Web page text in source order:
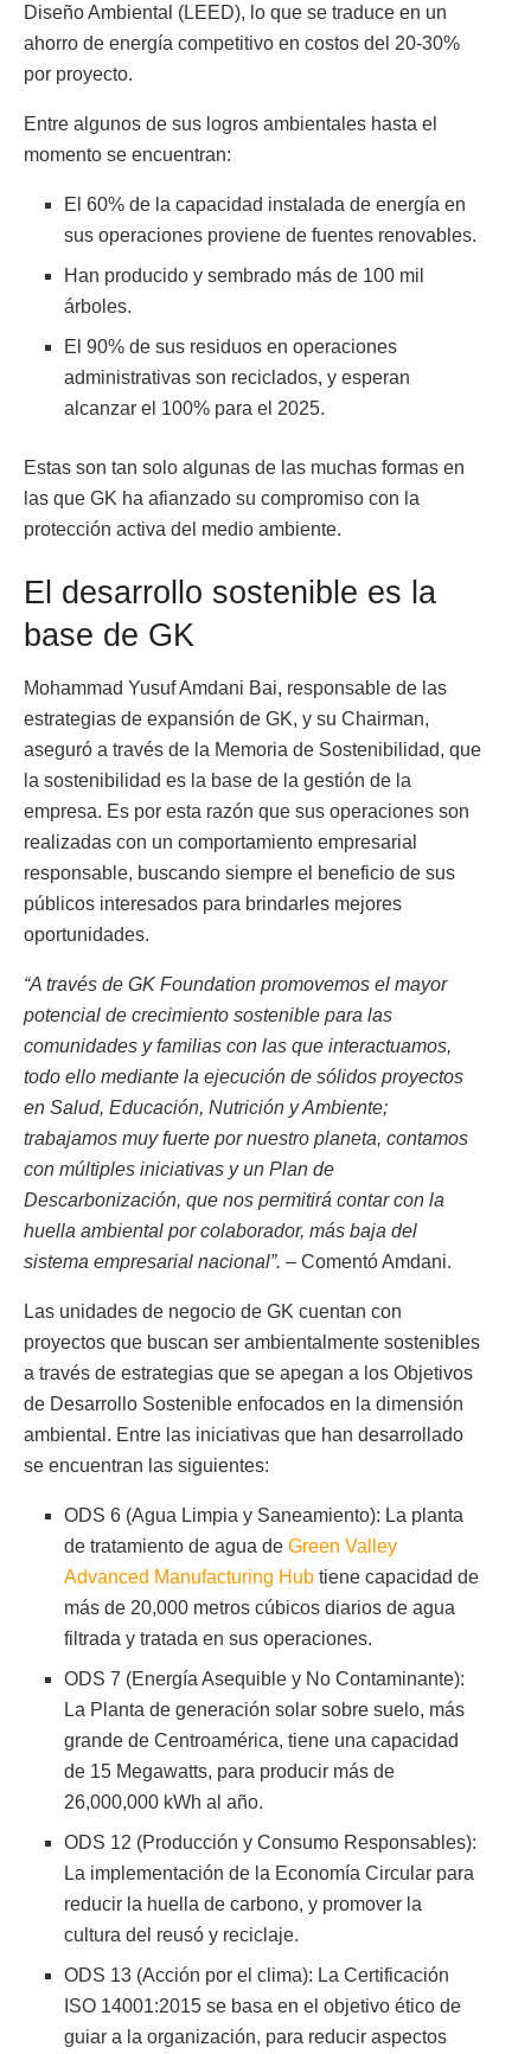
Diseño Ambiental (LEED), lo que se traduce en un
ahorro de energía competitivo en costos del 20-30%
por proyecto.
Entre algunos de sus logros ambientales hasta el
momento se encuentran:
El 60% de la capacidad instalada de energía en
sus operaciones proviene de fuentes renovables.
Han producido y sembrado más de 100 mil
árboles.
El 90% de sus residuos en operaciones
administrativas son reciclados, y esperan
alcanzar el 100% para el 2025.
Estas son tan solo algunas de las muchas formas en
las que GK ha afianzado su compromiso con la
protección activa del medio ambiente.
El desarrollo sostenible es la
base de GK
Mohammad Yusuf Amdani Bai, responsable de las
estrategias de expansión de GK, y su Chairman,
aseguró a través de la Memoria de Sostenibilidad, que
la sostenibilidad es la base de la gestión de la
empresa. Es por esta razón que sus operaciones son
realizadas con un comportamiento empresarial
responsable, buscando siempre el beneficio de sus
públicos interesados para brindarles mejores
oportunidades.
“A través de GK Foundation promovemos el mayor
potencial de crecimiento sostenible para las
comunidades y familias con las que interactuamos,
todo ello mediante la ejecución de sólidos proyectos
en Salud, Educación, Nutrición y Ambiente;
trabajamos muy fuerte por nuestro planeta, contamos
con múltiples iniciativas y un Plan de
Descarbonización, que nos permitirá contar con la
huella ambiental por colaborador, más baja del
sistema empresarial nacional”. – Comentó Amdani.
Las unidades de negocio de GK cuentan con
proyectos que buscan ser ambientalmente sostenibles
a través de estrategias que se apegan a los Objetivos
de Desarrollo Sostenible enfocados en la dimensión
ambiental. Entre las iniciativas que han desarrollado
se encuentran las siguientes:
ODS 6 (Agua Limpia y Saneamiento): La planta
de tratamiento de agua deGreen Valley
Advanced Manufacturing Hubtiene capacidad de
más de 20,000 metros cúbicos diarios de agua
filtrada y tratada en sus operaciones.
ODS 7 (Energía Asequible y No Contaminante):
La Planta de generación solar sobre suelo, más
grande de Centroamérica, tiene una capacidad
de 15 Megawatts, para producir más de
26,000,000 kWh al año.
ODS 12 (Producción y Consumo Responsables):
La implementación de la Economía Circular para
reducir la huella de carbono, y promover la
cultura del reusó y reciclaje.
ODS 13 (Acción por el clima): La Certificación
ISO 14001:2015 se basa en el objetivo ético de
guiar a la organización, para reducir aspectos